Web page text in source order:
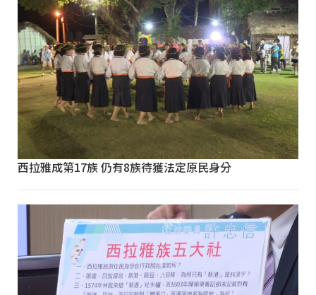
西拉雅成第17族 仍有8族待獲法定原民身分